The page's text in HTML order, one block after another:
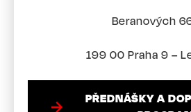
Beranových
199 00 Praha 9 –
PŘEDNÁŠKY A